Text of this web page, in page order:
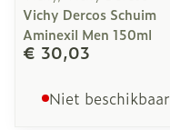
Vichy Dercos Schuim
Aminexil Men 150ml
€ 30,03
Niet beschikbaar